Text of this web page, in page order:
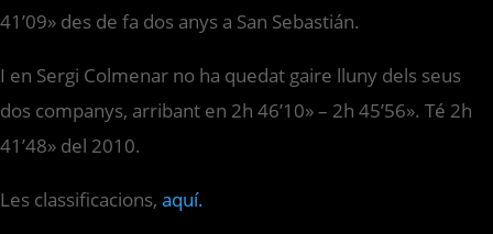
41’09» des de fa dos anys a San Sebastián.
I en Sergi Colmenar no ha quedat gaire lluny dels seus
dos companys, arribant en 2h 46’10» – 2h 45’56». Té 2h
41’48» del 2010.
Les classificacions, aquí.